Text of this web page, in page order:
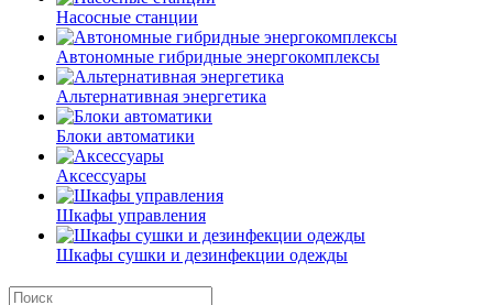
Насосные станции
Автономные гибридные энергокомплексы
Альтернативная энергетика
Блоки автоматики
Аксессуары
Шкафы управления
Шкафы сушки и дезинфекции одежды